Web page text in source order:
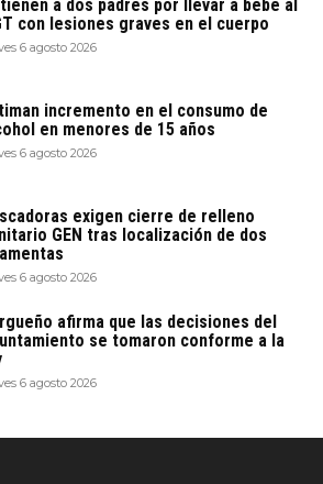
a dos padres por llevar a bebé al
con lesiones graves en el cuerpo
6 agosto 2026
incremento en el consumo de
en menores de 15 años
6 agosto 2026
exigen cierre de relleno
GEN tras localización de dos
6 agosto 2026
afirma que las decisiones del
se tomaron conforme a la
6 agosto 2026